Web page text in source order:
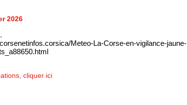
2026
Meteo-La-Corse-en-vigilance-jaune-
cliquer ici